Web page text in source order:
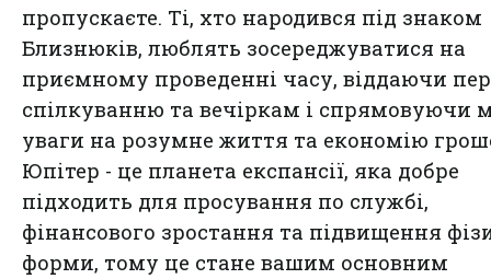
пропускаєте. Ті, хто народився під знаком
Близнюків, люблять зосереджуватися на
приємному проведенні часу, віддаючи
спілкуванню та вечіркам і спрямовуючи
уваги на розумне життя та економію
Юпітер - це планета експансії, яка добре
підходить для просування по службі,
фінансового зростання та підвищення
форми, тому це стане вашим основним